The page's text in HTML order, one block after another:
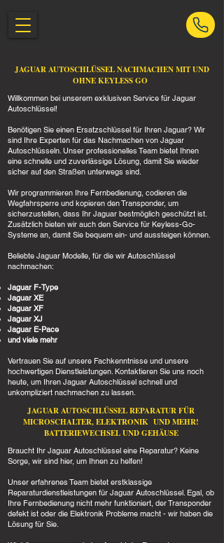
JAGUAR AUTOSCHLÜSSEL NACHMACHEN MIT UND
OHNE KEYLESS GO
Willkommen bei unserem exklusiven Service für Jaguar
Autoschlüssel!
Benötigen Sie einen Ersatzschlüssel für Ihren Jaguar? Wir
sind Ihre Experten für das Nachmachen von Jaguar
Autoschlüsseln. Unser professionelles Team bietet Ihnen
eine schnelle und zuverlässige Lösung, damit Sie wieder
sicher auf den Straßen unterwegs sind.
Wir programmieren Ihre Fernbedienung, codieren die
Wegfahrsperre und kopieren den Transponder, um
sicherzustellen, dass Ihr Jaguar bestmöglich geschützt ist.
Zusätzlich bieten wir auch den Service für Keyless-Go-
Systeme an, damit Sie bequem ein- und aussteigen können.
Beliebte Jaguar Modelle, für die wir Autoschlüssel
nachmachen:
Jaguar F-Type
Jaguar XE
Jaguar XF
Jaguar XJ
Jaguar E-Pace
und viele mehr
Vertrauen Sie auf unsere Fachkenntnisse und unsere
hochwertigen Dienstleistungen. Kontaktieren Sie uns noch
heute, um Ihren Jaguar Autoschlüssel schnell und
unkompliziert nachmachen zu lassen.
JAGUAR AUTOSCHLÜSSEL REPARATUR FÜR
MICROSCHALTER, ELEKTRONIK UND MEHR!
BATTERIEWECHSEL UND GEHÄUSE
Braucht Ihr Jaguar Autoschlüssel eine Reparatur? Keine
Sorge, wir sind hier, um Ihnen zu helfen!
Unser erfahrenes Team bietet erstklassige
Reparaturdienstleistungen für Jaguar Autoschlüssel. Egal, ob
Ihre Fernbedienung nicht mehr funktioniert, der Transponder
defekt ist oder die Elektronik Probleme macht - wir haben die
Lösung für Sie.